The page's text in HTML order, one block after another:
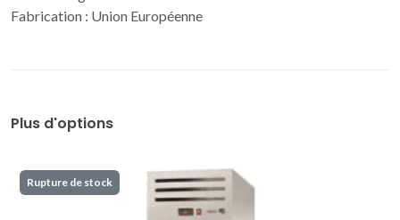
Fabrication : Union Européenne
Plus d'options
Rupture de stock